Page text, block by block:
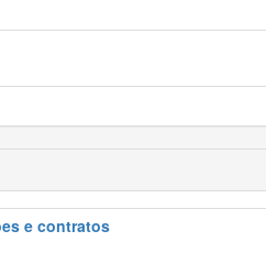
e contratos